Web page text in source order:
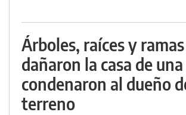
Árboles, raíces y ramas
dañaron la casa de
condenaron al dueño
terreno